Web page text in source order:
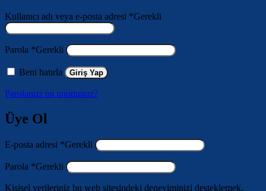
Kullanıcı adı veya e-posta adresi *Gerekli
Parola *Gerekli
Beni hatırla Giriş Yap
Parolanızı mı unuttunuz?
Üye Ol
E-posta adresi *Gerekli
Parola *Gerekli
Kişisel verileriniz bu web sitesindeki deneyiminizi desteklemek,